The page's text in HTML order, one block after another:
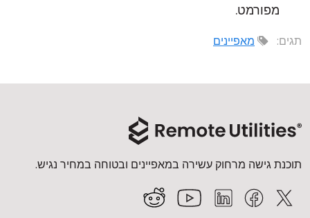
מפורמט.
תגים: מאפיינים
תוכנת גישה מרחוק עשירה במאפיינים ובטוחה במחיר נגיש.